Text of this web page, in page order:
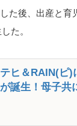
た後、出産と育
た。
ヒ＆RAIN(ピ)
誕生！母子共